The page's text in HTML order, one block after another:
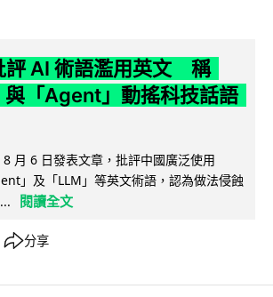
評 AI 術語濫用英文 稱
與「Agent」動搖科技話語
月 6 日發表文章，批評中國廣泛使用
」及「LLM」等英文術語，認為做法侵蝕
閱讀全文
分享